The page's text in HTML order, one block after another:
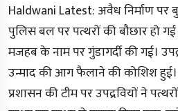
Haldwani Latest: अवैध निर्माण
पुलिस बल पर पत्थरों की बौछार हो गई
मजहब के नाम पर गुंडागर्दी की गई।
उन्माद की आग फैलाने की कोशिश हुई।
प्रशासन की टीम पर उपद्रवियों ने